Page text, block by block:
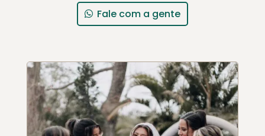
Fale com a gente